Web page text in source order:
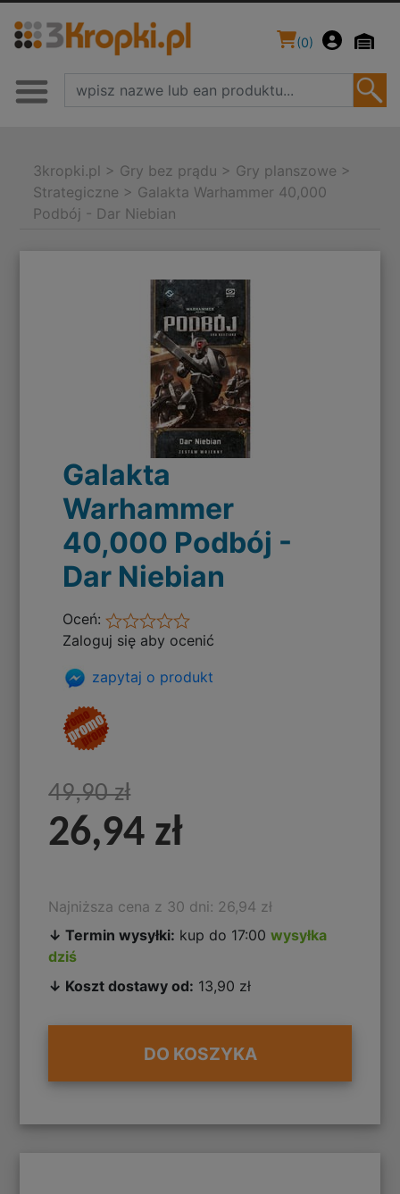
(0)
3kropki.pl > Gry bez prądu > Gry planszowe >
Strategiczne > Galakta Warhammer 40,000
Podbój - Dar Niebian
Galakta
Warhammer
40,000 Podbój -
Dar Niebian
Oceń:
Zaloguj się aby ocenić
zapytaj o produkt
49,90 zł
26,94 zł
Najniższa cena z 30 dni: 26,94 zł
↓ Termin wysyłki: kup do 17:00wysyłka
dziś
↓ Koszt dostawy od: 13,90 zł
DO KOSZYKA